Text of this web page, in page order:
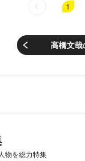
1
高橋文哉
物を総力特集